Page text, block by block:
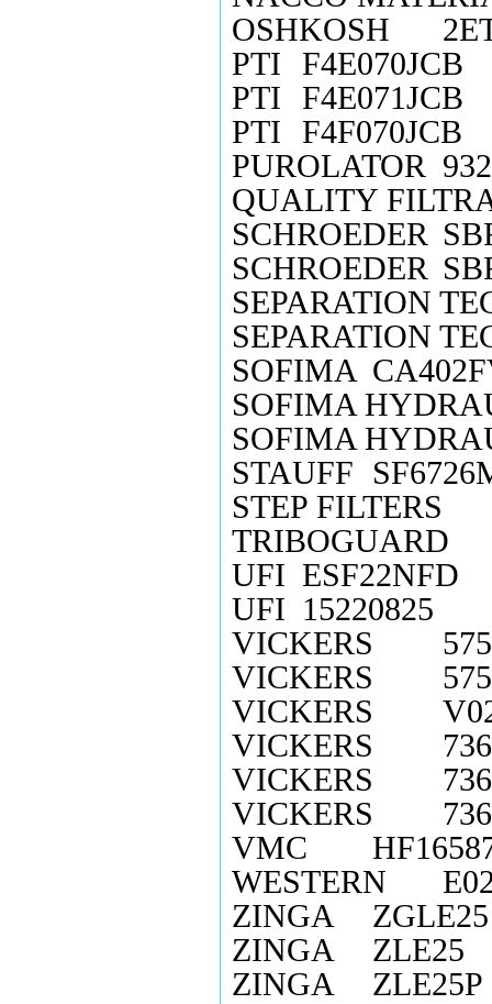
OSHKOSH
PTI F4E070JCB
PTI F4E071JCB
PTI F4F070JCB
PUROLATOR
QUALITY
SCHROEDER
SCHROEDER
SEPARATION
SEPARATION
SOFIMA
SOFIMA
SOFIMA
STAUFF
STEP FILTERS
TRIBOGUARD
UFI ESF22NFD
UFI 15220825
VICKERS
VICKERS
VICKERS
VICKERS
VICKERS
VICKERS
VMC
WESTERN
ZINGA
ZGLE25
ZINGA
ZLE25
ZINGA
ZLE25P